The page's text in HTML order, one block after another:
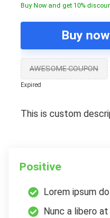
Buy Now and get 10%
Buy now
AWESOME COUPON
Expired
This is custom
Positive
Lorem ipsum
Nunc a libero